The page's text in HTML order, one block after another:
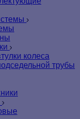
колеса
трубы